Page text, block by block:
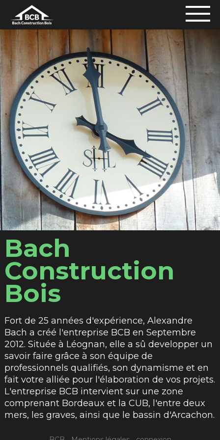
Bach
Construction
Bois
Fort de 25 années d'expérience, Alexandre
Bach a créé l'entreprise BCB en Septembre
2012. Située à Léognan, elle a sû developper un
savoir faire grâce à son équipe de
professionnels qualifiés, son dynamisme et en
fait votre alliée pour l'élaboration de vos projets.
L'entreprise BCB intervient sur une zone
comprenant Bordeaux et la CUB, l'entre deux
mers, les graves, ainsi que le bassin d'Arcachon.